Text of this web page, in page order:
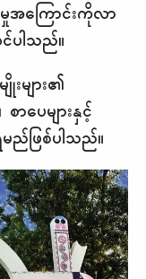
မှုအကြောင်းကိုလာ
ပါသည်။
များ၏
ာပေများနှင့်
ည်ဖြစ်ပါသည်။